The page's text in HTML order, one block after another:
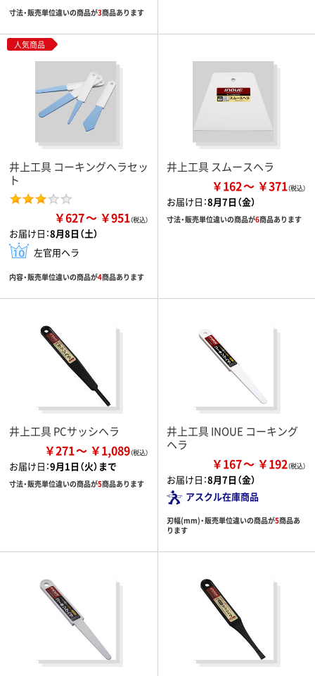
寸法・販売単位違いの商品が3商品あります
人気商品
井上工具 コーキングヘラセッ
ト
￥627 ￥951
お届け日：8月8日（土）
左官用ヘラ
内容・販売単位違いの商品が4商品あります
井上工具 スムースヘラ
￥162 ￥371
お届け日：8月7日（金）
寸法・販売単位違いの商品が6商品あります
井上工具 PCサッシヘラ
￥271 ￥1,089
お届け日：9月1日（火）まで
寸法・販売単位違いの商品が5商品あります
井上工具 INOUE コーキング
ヘラ
￥167 ￥192
お届け日：8月7日（金）
アスクル在庫商品
刃幅(mm)・販売単位違いの商品が5商品あ
ります